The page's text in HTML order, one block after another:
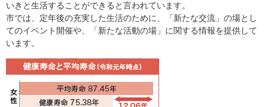
いきと生活することができると言われています。
市では、定年後の充実した生活のために、「新たな交流」の場とし
てのイベント開催や、「新たな活動の場」に関する情報を提供して
います。